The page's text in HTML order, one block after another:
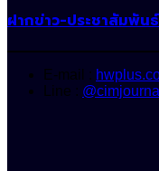
ฝากข่าว-ประชาสัมพันธ์
E-mail :
Line : @cimjournal